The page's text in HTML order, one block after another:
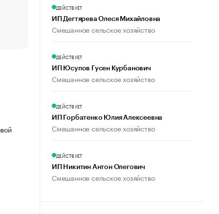
Что обвинения против Павла Дурова значат для
пользователей
ДЕЙСТВУЕТ
ИП Дегтярева Олеся Михайловна
Смешанное сельское хозяйство
ДЕЙСТВУЕТ
ИП Юсупов Гусен Курбанович
Смешанное сельское хозяйство
ДЕЙСТВУЕТ
ИП Горбатенко Юлия Алексеевна
Смешанное сельское хозяйство
ДЕЙСТВУЕТ
ИП Никитин Антон Олегович
Смешанное сельское хозяйство